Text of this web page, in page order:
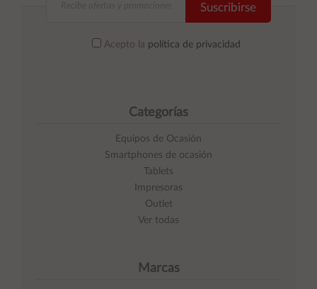
Suscribirse
Acepto la política de privacidad
Categorías
Equipos de Ocasión
Smartphones de ocasión
Tablets
Impresoras
Outlet
Ver todas
Marcas